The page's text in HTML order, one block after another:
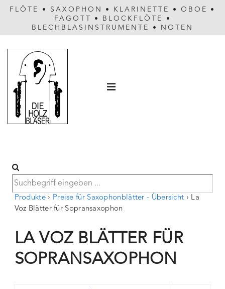
FLÖTE • SAXOPHON • KLARINETTE • OBOE
•
FAGOTT
• BLOCKFLÖTE
•
BLECHBLASINSTRUMENTE
• NOTEN
Produkte › Preise für Saxophonblätter - Übersicht › La
Voz Blätter für Sopransaxophon
LA VOZ BLÄTTER FÜR
SOPRANSAXOPHON